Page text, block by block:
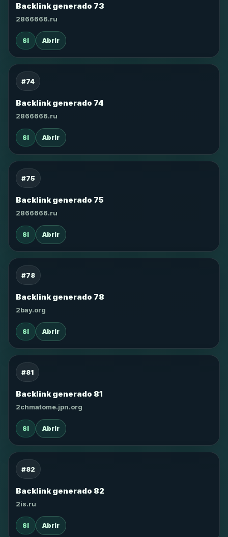
Backlink generado 73
2866666.ru
SI Abrir
#74
Backlink generado 74
2866666.ru
SI Abrir
#75
Backlink generado 75
2866666.ru
SI Abrir
#78
Backlink generado 78
2bay.org
SI Abrir
#81
Backlink generado 81
2chmatome.jpn.org
SI Abrir
#82
Backlink generado 82
2is.ru
SI Abrir